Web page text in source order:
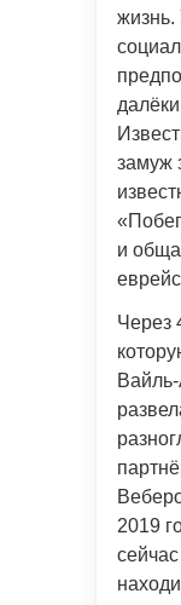
жизнь.
замуж
и
Через
2019